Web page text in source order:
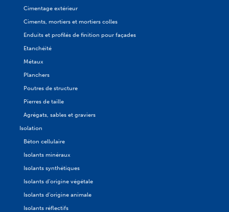
Cimentage extérieur
Ciments, mortiers et mortiers colles
Enduits et profilés de finition pour façades
Etanchéité
Métaux
Planchers
Poutres de structure
Pierres de taille
Agrégats, sables et graviers
Isolation
Béton cellulaire
Isolants minéraux
Isolants synthétiques
Isolants d'origine végétale
Isolants d'origine animale
Isolants réflectifs